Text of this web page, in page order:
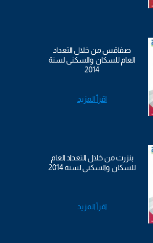
صفاقس من خلال التعداد
العام للسكان والسكنى لسنة
2014
اقرأ المزيد
بنزرت من خلال التعداد العام
للسكان والسكنى لسنة 2014
اقرأ المزيد